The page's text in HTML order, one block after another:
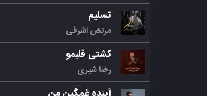
تسلیم
مرتض اشرفی
کشتی قلبمو
رضا شیری